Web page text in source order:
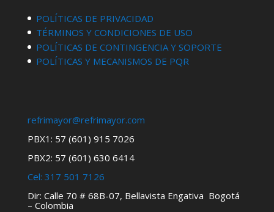
POLÍTICAS DE PRIVACIDAD
TÉRMINOS Y CONDICIONES DE USO
POLÍTICAS DE CONTINGENCIA Y SOPORTE
POLÍTICAS Y MECANISMOS DE PQR
refrimayor@refrimayor.com
PBX1: 57 (601) 915 7026
PBX2: 57 (601) 630 6414
Cel: 317 501 7126
Dir: Calle 70 # 68B-07, Bellavista Engativa Bogotá
– Colombia